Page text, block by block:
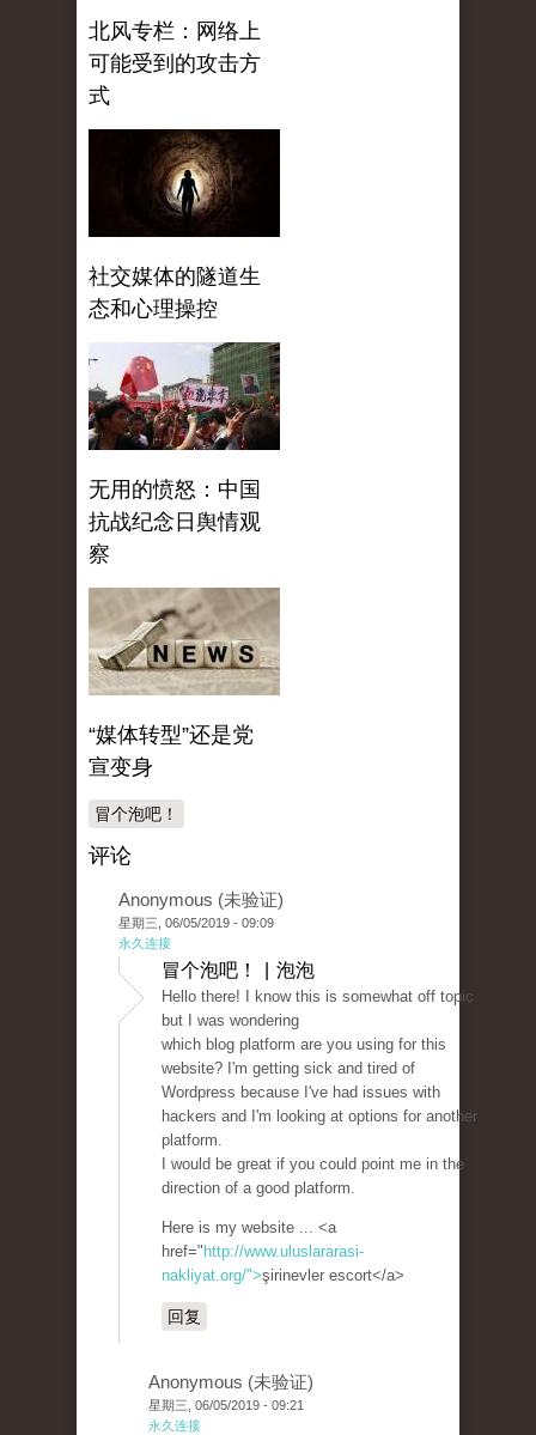
北风专栏：网络上
可能受到的攻击方
式
社交媒体的隧道生
态和心理操控
无用的愤怒：中国
抗战纪念日舆情观
察
“媒体转型”还是党
宣变身
冒个泡吧！
评论
Anonymous (未验证)
星期三, 06/05/2019 - 09:09
永久连接
冒个泡吧！ | 泡泡
Hello there! I know this is somewhat off topic
but I was wondering
which blog platform are you using for this
website? I'm getting sick and tired of
Wordpress because I've had issues with
hackers and I'm looking at options for another
platform.
I would be great if you could point me in the
direction of a good platform.
Here is my website ... <a
href=" http://www.uluslararasi-
nakliyat.org/">şirinevler escort</a>
回复
Anonymous (未验证)
星期三, 06/05/2019 - 09:21
永久连接